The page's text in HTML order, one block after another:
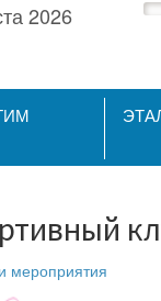
2026
мероприятия